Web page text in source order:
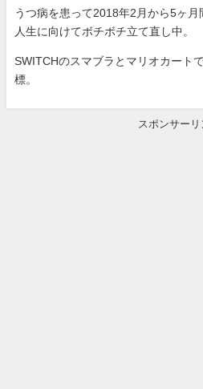
うつ病を患って2018年2月から5ヶ
人生に向けてボチボチ立て直し中。
SWITCHのスマブラとマリオカート
標。
スポンサーリ